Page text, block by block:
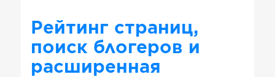
Рейтинг страниц,
поиск блогеров и
расширенная